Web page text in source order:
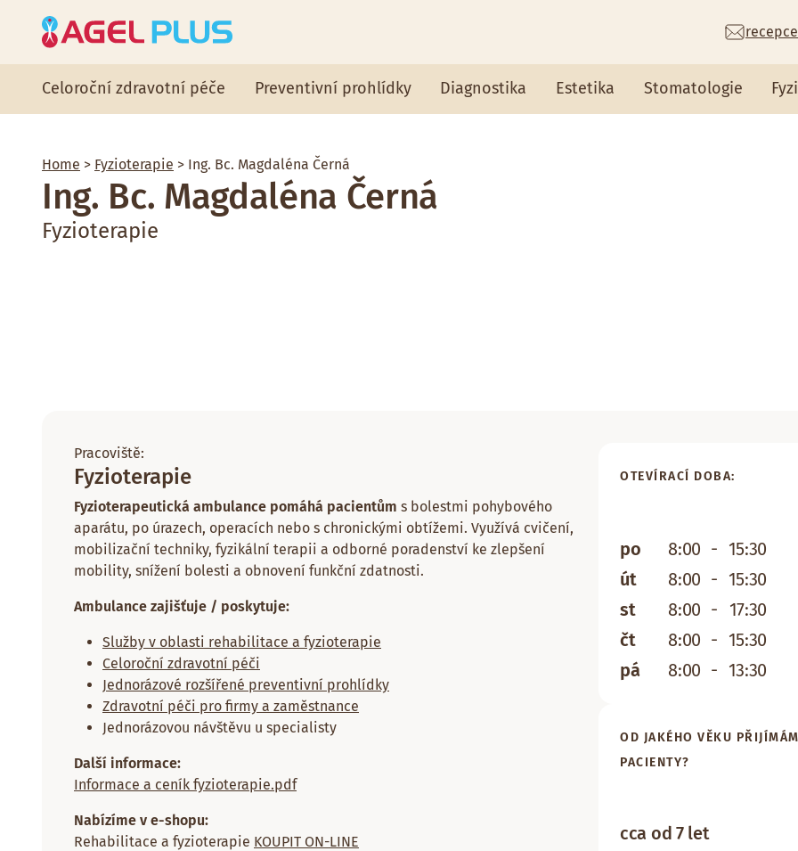
Celoroční zdravotní péče Preventivní prohlídky Diagnostika Estetika Stomatologie
Home > Fyzioterapie > Ing. Bc. Magdaléna Černá
Ing. Bc. Magdaléna Černá
Fyzioterapie
Pracoviště:
Fyzioterapie
Fyzioterapeutická ambulance pomáhá pacientům s bolestmi pohybového
aparátu, po úrazech, operacích nebo s chronickými obtížemi. Využívá cvičení,
mobilizační techniky, fyzikální terapii a odborné poradenství ke zlepšení
mobility, snížení bolesti a obnovení funkční zdatnosti.
Ambulance zajišťuje / poskytuje:
Služby v oblasti rehabilitace a fyzioterapie
Celoroční zdravotní péči
Jednorázové rozšířené preventivní prohlídky
Zdravotní péči pro firmy a zaměstnance
Jednorázovou návštěvu u specialisty
Další informace:
Informace a ceník fyzioterapie.pdf
Nabízíme v e-shopu:
Rehabilitace a fyzioterapie KOUPIT ON-LINE
OTEVÍRACÍ DOBA:
po 8:00 - 15:30
út
8:00 - 15:30
st
8:00 -
17:30
čt
8:00 - 15:30
pá
8:00 - 13:30
OD JAKÉHO VĚKU
PACIENTY?
cca od 7 let